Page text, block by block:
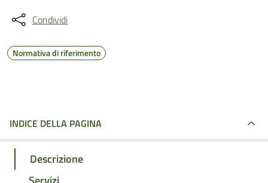
Condividi
Normativa di riferimento
INDICE DELLA PAGINA
Descrizione